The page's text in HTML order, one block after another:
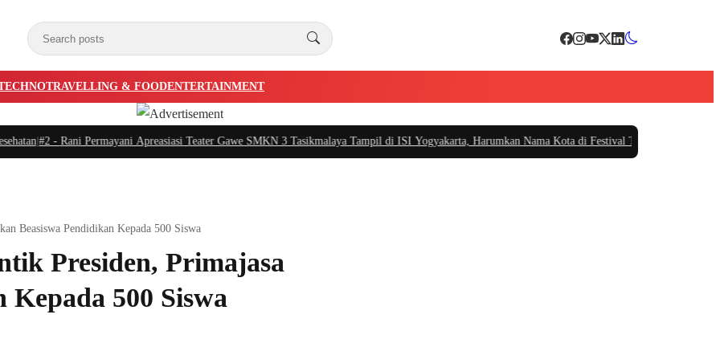
TRAVELLING & FOODENTERTAINMENT
|#2 -Rani Permayani Apreasiasi Teater Gawe SMKN 3 Tasikmalaya Tampil di ISI Yogyakarta, Harumkan Nama Kota di Festival Teater Remaja Nasional
Beasiswa Pendidikan Kepada 500 Siswa
Presiden, Primajasa
500 Siswa